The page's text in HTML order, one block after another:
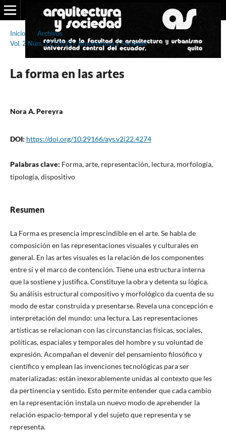
Inicio Archivos
Vol. 2 Núm. 22 (2022): Arquitectura y Sociedad / Arte
La forma en las artes
Nora A. Pereyra
DOI: https://doi.org/10.29166/ays.v2i22.4274
Palabras clave: Forma, arte, representación, lectura, morfología,
tipología, dispositivo
Resumen
La Forma es presencia imprescindible en el arte. Se habla de
composición en las representaciones visuales y culturales en
general. En las artes visuales es la relación de los componentes
entre sí y el marco de contención. Tiene una estructura interna
que la sostiene y justifica. Constituye la obra y detenta su lógica.
Su análisis estructural compositivo y morfológico da cuenta de su
modo de estar construida y presentarse. Revela una concepción e
interpretación del mundo: una lectura. Las representaciones
artísticas se relacionan con las circunstancias físicas, sociales,
políticas, espaciales y temporales del hombre y su voluntad de
expresión. Acompañan el devenir del pensamiento filosófico y
científico y emplean las invenciones tecnológicas para ser
materializadas: están inexorablemente unidas al contexto que les
da pertinencia y sentido. Esto permite entender que cada cambio
en la representación instala un nuevo modo de aprehender la
relación espacio-temporal y del sujeto que representa y se
representa.